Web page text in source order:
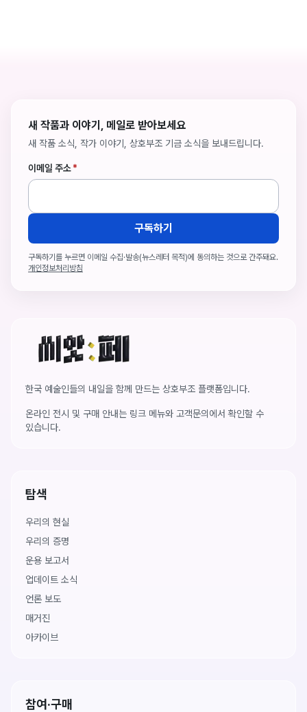
새 작품과 이야기, 메일로 받아보세요
새 작품 소식, 작가 이야기, 상호부조 기금 소식을 보내드립니다.
이메일 주소*
구독하기
구독하기를 누르면 이메일 수집·발송(뉴스레터 목적)에 동의하는 것으로 간주돼요.
개인정보처리방침
씨앗페 온라인 홈
한국 예술인들의 내일을 함께 만드는 상호부조 플랫폼입니다.
온라인 전시 및 구매 안내는 링크 메뉴와 고객문의에서 확인할 수
있습니다.
탐색
우리의 현실
우리의 증명
운용 보고서
업데이트 소식
언론 보도
매거진
아카이브
참여·구매